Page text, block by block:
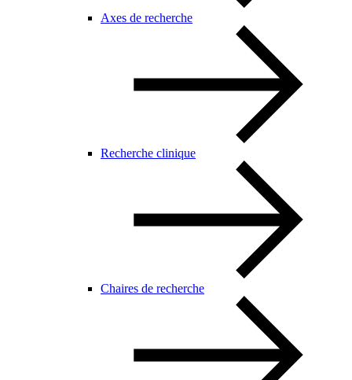
Axes de recherche
Recherche clinique
Chaires de recherche